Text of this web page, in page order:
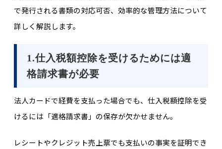
で発行される書類の対応可否、効率的な管理方法について
詳しく解説します。
1.仕入税額控除を受けるためには適
格請求書が必要
法人カードで経費を支払った場合でも、仕入税額控除を受
けるには「適格請求書」の保存が欠かせません。
レシートやクレジット売上票でも支払いの事実を証明でき